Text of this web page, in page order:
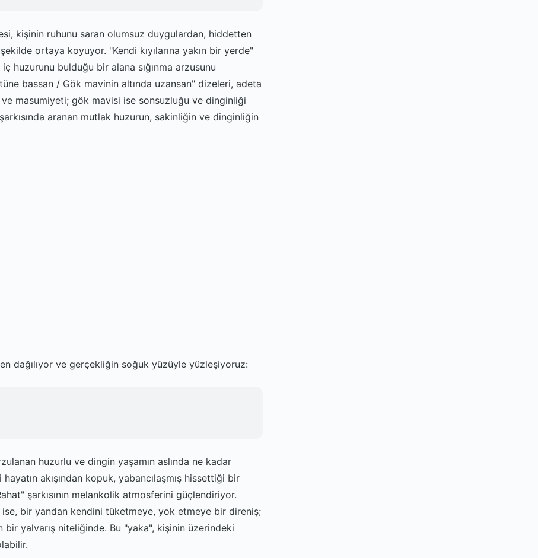
kişinin ruhunu saran olumsuz duygulardan, hiddetten
ortaya koyuyor. "Kendi kıyılarına yakın bir yerde"
huzurunu bulduğu bir alana sığınma arzusunu
bassan / Gök mavinin altında uzansan" dizeleri, adeta
masumiyeti; gök mavisi ise sonsuzluğu ve dinginliği
aranan mutlak huzurun, sakinliğin ve dinginliğin
dağılıyor ve gerçekliğin soğuk yüzüyle yüzleşiyoruz:
huzurlu ve dingin yaşamın aslında ne kadar
akışından kopuk, yabancılaşmış hissettiği bir
şarkısının melankolik atmosferini güçlendiriyor.
ise, bir yandan kendini tüketmeye, yok etmeye bir direniş;
yalvarış niteliğinde. Bu "yaka", kişinin üzerindeki